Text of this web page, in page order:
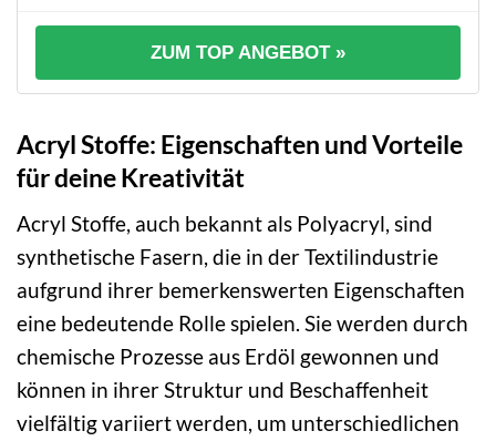
ZUM TOP ANGEBOT »
Acryl Stoffe: Eigenschaften und Vorteile
für deine Kreativität
Acryl Stoffe, auch bekannt als Polyacryl, sind
synthetische Fasern, die in der Textilindustrie
aufgrund ihrer bemerkenswerten Eigenschaften
eine bedeutende Rolle spielen. Sie werden durch
chemische Prozesse aus Erdöl gewonnen und
können in ihrer Struktur und Beschaffenheit
vielfältig variiert werden, um unterschiedlichen